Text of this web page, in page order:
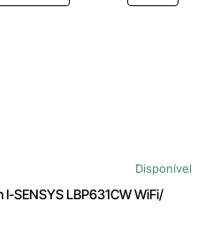
Disponível
SENSYS LBP631CW WiFi/